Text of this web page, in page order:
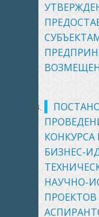
БИЗНЕС-
НАУЧНО-